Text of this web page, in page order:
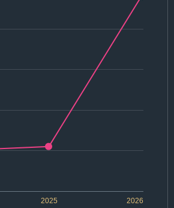
2026
2025